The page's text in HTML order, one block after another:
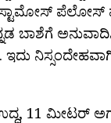
ಪೆಲೋಸ್
ಬಾಶೆಗೆ
ಇದು
11 ಮೀಟರ್